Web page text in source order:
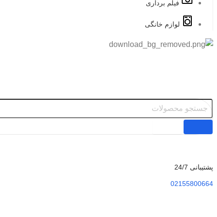
فیلم برداری
لوازم خانگی
پشتیبانی 24/7
02155800664